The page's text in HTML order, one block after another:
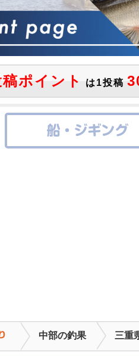
ポイント は1投稿
中部の釣果 三重